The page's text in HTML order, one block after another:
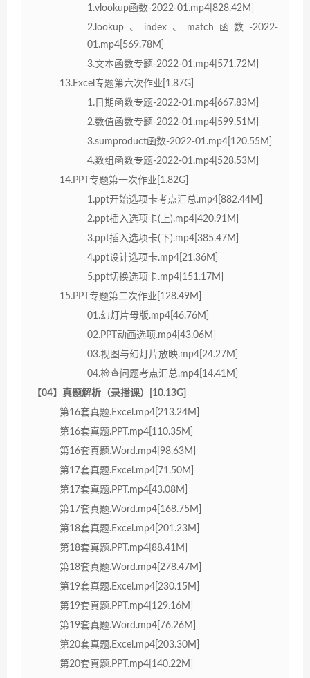
1.vlookup函数-2022-01.mp4[828.42M]
2.lookup、index、match函数-2022-
01.mp4[569.78M]
3.文本函数专题-2022-01.mp4[571.72M]
13.Excel专题第六次作业[1.87G]
1.日期函数专题-2022-01.mp4[667.83M]
2.数值函数专题-2022-01.mp4[599.51M]
3.sumproduct函数-2022-01.mp4[120.55M]
4.数组函数专题-2022-01.mp4[528.53M]
14.PPT专题第一次作业[1.82G]
1.ppt开始选项卡考点汇总.mp4[882.44M]
2.ppt插入选项卡(上).mp4[420.91M]
3.ppt插入选项卡(下).mp4[385.47M]
4.ppt设计选项卡.mp4[21.36M]
5.ppt切换选项卡.mp4[151.17M]
15.PPT专题第二次作业[128.49M]
01.幻灯片母版.mp4[46.76M]
02.PPT动画选项.mp4[43.06M]
03.视图与幻灯片放映.mp4[24.27M]
04.检查问题考点汇总.mp4[14.41M]
【04】真题解析（录播课）[10.13G]
第16套真题.Excel.mp4[213.24M]
第16套真题.PPT.mp4[110.35M]
第16套真题.Word.mp4[98.63M]
第17套真题.Excel.mp4[71.50M]
第17套真题.PPT.mp4[43.08M]
第17套真题.Word.mp4[168.75M]
第18套真题.Excel.mp4[201.23M]
第18套真题.PPT.mp4[88.41M]
第18套真题.Word.mp4[278.47M]
第19套真题.Excel.mp4[230.15M]
第19套真题.PPT.mp4[129.16M]
第19套真题.Word.mp4[76.26M]
第20套真题.Excel.mp4[203.30M]
第20套真题.PPT.mp4[140.22M]